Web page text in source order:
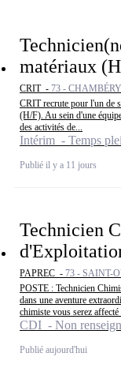
matériaux
CRIT - 73 - CHAMBÉRY
CRIT recrute pour l'un de
(H/F). Au sein d'une
des activités de...
Intérim - Temps
Publié il y a 11 jours
Technicien
PAPREC - 73 - SAINT-
POSTE : Technicien
dans une aventure
chimiste vous serez affecté
CDI - Non
Publié aujourd'hui